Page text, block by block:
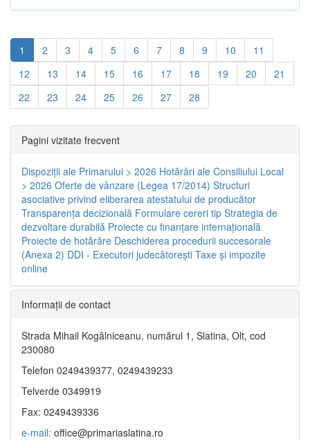
1 2 3 4 5 6 7 8 9 10
11
12
13 14 15 16 17 18 19 20
21
22
23 24 25 26 27 28
Pagini vizitate frecvent
Dispoziţii ale Primarului > 2026 Hotărâri ale Consiliului Local
> 2026 Oferte de vânzare (Legea 17/2014) Structuri
asociative privind eliberarea atestatului de producător
Transparenţa decizională Formulare cereri tip Strategia de
dezvoltare durabilă Proiecte cu finanţare internaţională
Proiecte de hotărâre Deschiderea procedurii succesorale
(Anexa 2) DDI - Executori judecătorești Taxe şi impozite
online
Informaţii de contact
Strada Mihail Kogălniceanu, numărul 1, Slatina, Olt, cod
230080
Telefon 0249439377, 0249439233
Telverde 0349919
Fax: 0249439336
e-mail: office@primariaslatina.ro